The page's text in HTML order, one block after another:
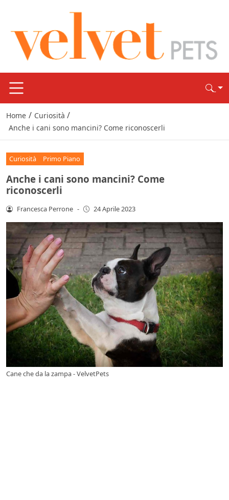
Home / Curiosità /
Anche i cani sono mancini? Come riconoscerli
Curiosità Primo Piano
Anche i cani sono mancini? Come
riconoscerli
Francesca Perrone - 24 Aprile 2023
Cane che da la zampa - VelvetPets